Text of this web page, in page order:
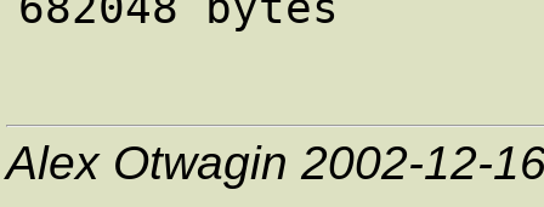
Alex Otwagin 2002-12-